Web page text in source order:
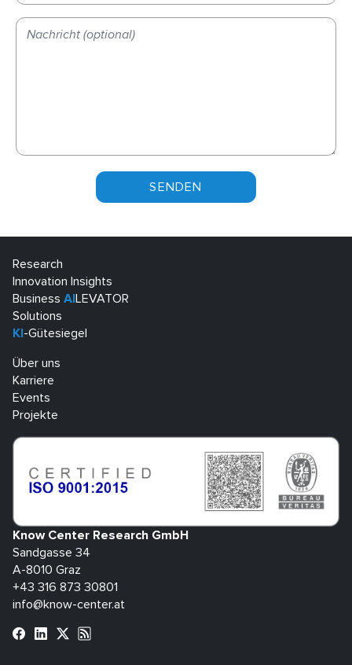
Research
Innovation Insights
Business AI LEVATOR
Solutions
KI -Gütesiegel
Über uns
Karriere
Events
Projekte
Know Center Research GmbH
Sandgasse 34
A-8010 Graz
+43 316 873 30801
info@know-center.at